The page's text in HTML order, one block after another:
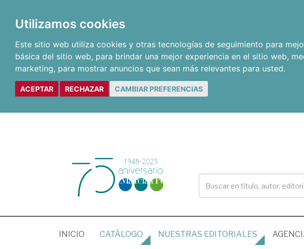
Utilizamos cookies
Este sitio web utiliza cookies y otras tecnologías de seguimiento para
básica del sitio web, para brindar una mejor experiencia en el sitio web,
marketing, para mostrar anuncios que sean más relevantes para usted.
ACEPTAR RECHAZAR CAMBIAR PREFERENCIAS
INICIO (CURRENT)
CATÁLOGO NUESTRAS EDITORIALES